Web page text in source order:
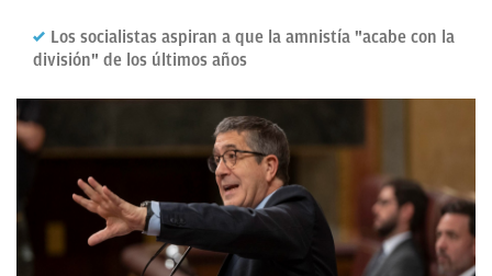
Los socialistas aspiran a que la amnistía "acabe con la
división" de los últimos años